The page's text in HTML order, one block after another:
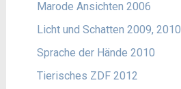
Marode Ansichten 2006
Licht und Schatten 2009, 2010
Sprache der Hände 2010
Tierisches ZDF 2012